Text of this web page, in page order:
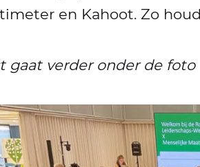
en Kahoot. Zo
gaat verder onder de foto